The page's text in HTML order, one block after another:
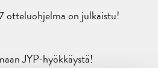
otteluohjelma on julkaistu!
JYP-hyökkäystä!